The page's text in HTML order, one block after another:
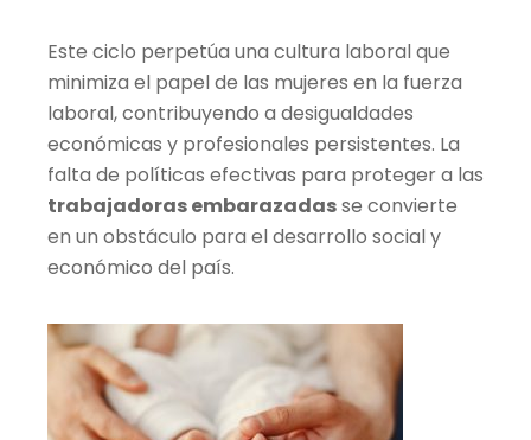
Este ciclo perpetúa una cultura laboral que
minimiza el papel de las mujeres en la fuerza
laboral, contribuyendo a desigualdades
económicas y profesionales persistentes. La
falta de políticas efectivas para proteger a las
trabajadoras embarazadasse convierte
en un obstáculo para el desarrollo social y
económico del país.